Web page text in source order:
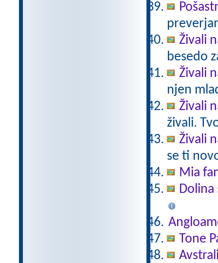
Živali
besedo
Živali
njen
Živali
živali.
Živali
se ti
Mia
Tone